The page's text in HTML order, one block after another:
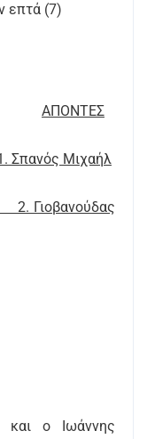
επτά (7)
AΠΟΝTEΣ
Μιχαήλ
και ο Ιωάννης